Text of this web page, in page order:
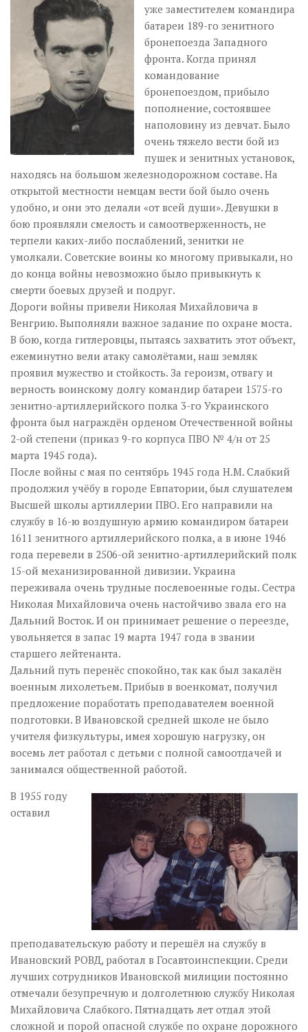
уже заместителем командира
батареи 189-го зенитного
бронепоезда Западного
фронта. Когда принял
командование
бронепоездом, прибыло
пополнение, состоявшее
наполовину из девчат. Было
очень тяжело вести бой из
пушек и зенитных установок,
находясь на большом железнодорожном составе. На
открытой местности немцам вести бой было очень
удобно, и они это делали «от всей души». Девушки в
бою проявляли смелость и самоотверженность, не
терпели каких-либо послаблений, зенитки не
умолкали. Советские воины ко многому привыкали, но
до конца войны невозможно было привыкнуть к
смерти боевых друзей и подруг.
Дороги войны привели Николая Михайловича в
Венгрию. Выполняли важное задание по охране моста.
В бою, когда гитлеровцы, пытаясь захватить этот объект,
ежеминутно вели атаку самолётами, наш земляк
проявил мужество и стойкость. За героизм, отвагу и
верность воинскому долгу командир батареи 1575-го
зенитно-артиллерийского полка 3-го Украинского
фронта был награждён орденом Отечественной войны
2-ой степени (приказ 9-го корпуса ПВО № 4/н от 25
марта 1945 года).
После войны с мая по сентябрь 1945 года Н.М. Слабкий
продолжил учёбу в городе Евпатории, был слушателем
Высшей школы артиллерии ПВО. Его направили на
службу в 16-ю воздушную армию командиром батареи
1611 зенитного артиллерийского полка, а в июне 1946
года перевели в 2506-ой зенитно-артиллерийский полк
15-ой механизированной дивизии. Украина
переживала очень трудные послевоенные годы. Сестра
Николая Михайловича очень настойчиво звала его на
Дальний Восток. И он принимает решение о переезде,
увольняется в запас 19 марта 1947 года в звании
старшего лейтенанта.
Дальний путь перенёс спокойно, так как был закалён
военным лихолетьем. Прибыв в военкомат, получил
предложение поработать преподавателем военной
подготовки. В Ивановской средней школе не было
учителя физкультуры, имея хорошую нагрузку, он
восемь лет работал с детьми с полной самоотдачей и
занимался общественной работой.
В 1955 году
оставил
преподавательскую работу и перешёл на службу в
Ивановский РОВД, работал в Госавтоинспекции. Среди
лучших сотрудников Ивановской милиции постоянно
отмечали безупречную и долголетнюю службу Николая
Михайловича Слабкого. Пятнадцать лет отдал этой
сложной и порой опасной службе по охране дорожного